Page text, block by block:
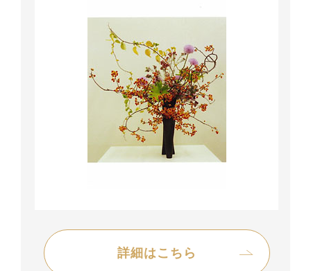
詳細はこちら